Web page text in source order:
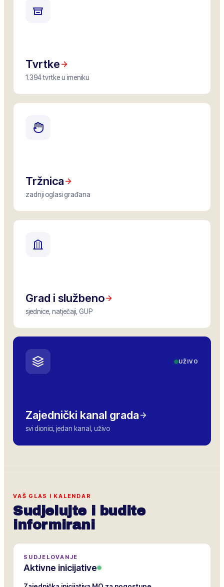
Tvrtke
1.394 tvrtke u imeniku
Tržnica
zadnji oglasi građana
Grad i službeno
sjednice, natječaji, GUP
UŽIVO
Zajednički kanal grada
svi dionici, jedan kanal, uživo
VAŠ GLAS I KALENDAR
Sudjelujte i budite
informirani
SUDJELOVANJE
Aktivne inicijative